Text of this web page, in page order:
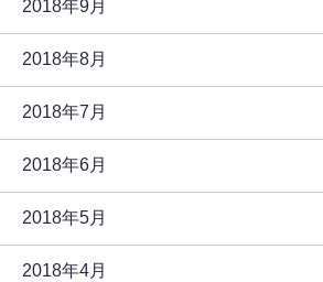
2018年9月
2018年8月
2018年7月
2018年6月
2018年5月
2018年4月